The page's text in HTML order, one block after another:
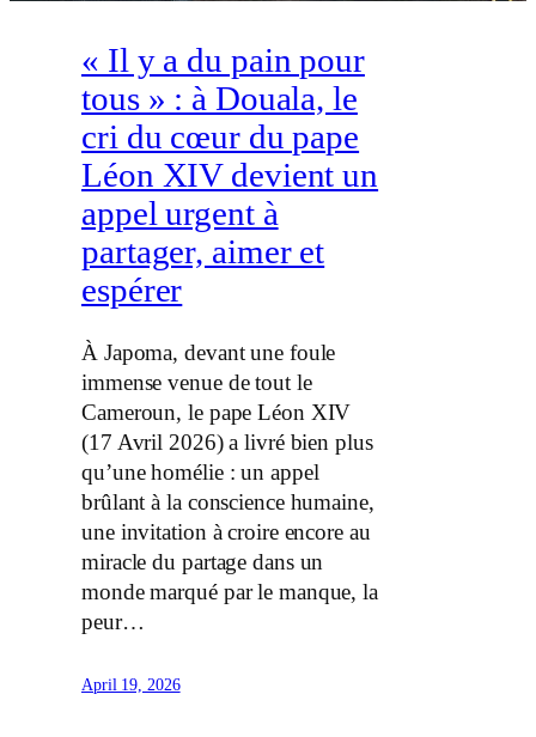
« Il y a du pain pour
tous » : à Douala, le
cri du cœur du pape
Léon XIV devient un
appel urgent à
partager, aimer et
espérer
À Japoma, devant une foule
immense venue de tout le
Cameroun, le pape Léon XIV
(17 Avril 2026) a livré bien plus
qu’une homélie : un appel
brûlant à la conscience humaine,
une invitation à croire encore au
miracle du partage dans un
monde marqué par le manque, la
peur…
April 19, 2026